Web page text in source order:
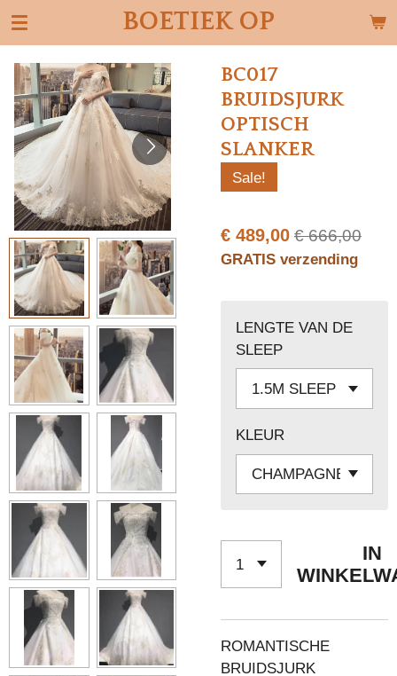
Ga
direct
naar
de
hoofdinhoud
BOETIEK OP
BC017
BRUIDSJURK
OPTISCH
SLANKER
Sale!
€ 489,00 € 666,00
GRATIS verzending
LENGTE VAN DE
SLEEP
KLEUR
IN
ROMANTISCHE
BRUIDSJURK